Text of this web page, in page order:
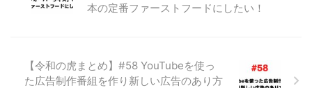
本の定番ファーストフードにしたい！
【令和の虎まとめ】#58 YouTubeを使っ
た広告制作番組を作り新しい広告のあり方